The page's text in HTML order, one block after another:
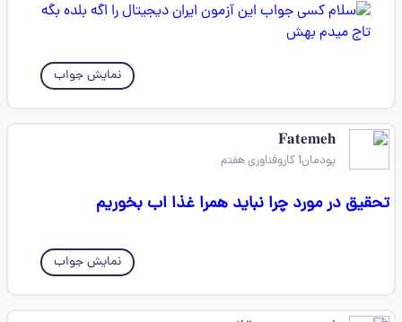
نمایش جواب
𝐅𝐚𝐭𝐞𝐦𝐞𝐡
پودمان1 کاروفناوری هفتم
تحقیق در مورد چرا نباید همرا غذا اب بخوریم
نمایش جواب